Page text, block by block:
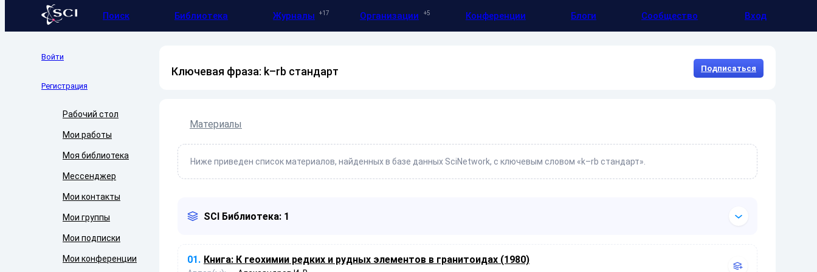
Поиск Библиотека Журналы 17 Организации 5 Конференции Блоги Сообщество Вход
Войти
Регистрация
Рабочий стол
Мои работы
Моя библиотека
Мессенджер
Мои контакты
Мои группы
Мои подписки
Мои конференции
Ключевая фраза: k–rb стандарт Подписаться
Материалы
Ниже приведен список материалов, найденных в базе данных SciNetwork, с ключевым словом «k–rb стандарт».
SCI Библиотека: 1
01. Книга: К геохимии редких и рудных элементов в гранитоидах (1980)